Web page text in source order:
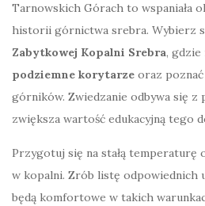
Tarnowskich Górach to wspaniała
historii górnictwa srebra. Wybierz
Zabytkowej Kopalni Srebra, gdzie
podziemne korytarze oraz
górników. Zwiedzanie odbywa się z
zwiększa wartość edukacyjną tego
Przygotuj się na stałą temperaturę
w kopalni. Zrób listę odpowiednich
będą komfortowe w takich